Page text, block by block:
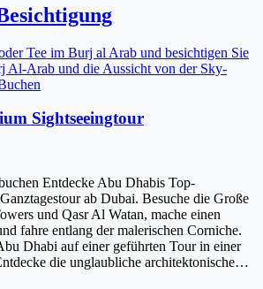
Tee im Burj al Arab und besichtigen Sie
Al-Arab und die Aussicht von der Sky-
Sightseeingtour
Entdecke Abu Dhabis Top-
ab Dubai. Besuche die Große
und Qasr Al Watan, mache einen
fahre entlang der malerischen Corniche.
Dhabi auf einer geführten Tour in einer
die unglaubliche architektonische…